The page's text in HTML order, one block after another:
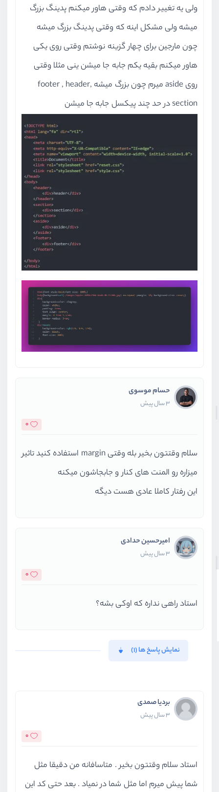
ولی یه تغییر دادم که وقتی هاور میکنم پدینگ بزرگ
میشه ولی مشکل اینه که وقتی پدینگ بزرگ میشه
چون مارجین برای چهار گزینه نوشتم وقتی روی یکی
هاور میکنم بقیه یکم جابه جا میشن ینی مثلا وقتی
روی aside میرم چون بزرگ میشه footer , header,
section در حد چند پیکسل جابه جا میشن
حسام موسوی
3 سال پیش
0
سلام وقتتون بخیر بله وقتی margin استفاده کنید تاثیر
میزاره رو المنت های کنار و جابجاشون میکنه
این رفتار کاملا عادی هست دیگه
امیرحسین حدادی
3 سال پیش
0
استاد راهی نداره که اوکی بشه؟
نمایش پاسخ ها (1)
بردیا صمدی
3 سال پیش
0
استاد سلام وقتتون بخیر . متاسافانه من دقیقا مثل
شما پیش میرم اما مثل شما در نمیاد . بعد حتی کد این